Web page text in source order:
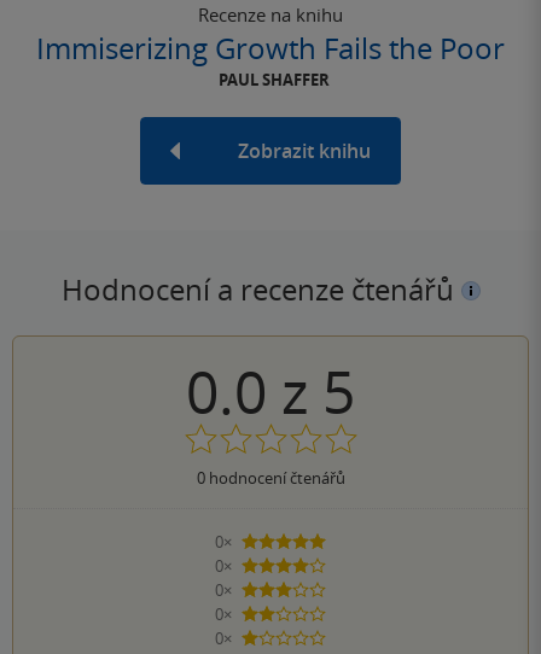
Recenze na knihu
Immiserizing Growth Fails the Poor
PAUL SHAFFER
Zobrazit knihu
Hodnocení a recenze čtenářů
0.0 z 5
0hodnocení čtenářů
0×
5 hvězdiček
0×
4 hvězdičky
0×
3 hvězdičky
0×
2 hvězdičky
0×
1 hvezdička